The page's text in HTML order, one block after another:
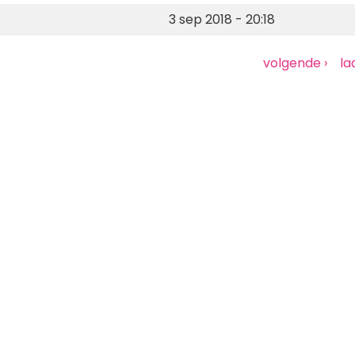
3 sep 2018 - 20:18
Volgende
volgende ›